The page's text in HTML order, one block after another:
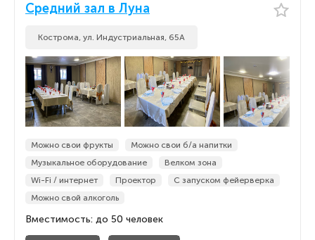
Средний зал в Луна
Кострома, ул. Индустриальная, 65А
Можно свои фрукты
Можно свои б/а напитки
Музыкальное оборудование
Велком зона
Wi-Fi / интернет
Проектор
С запуском фейерверка
Можно свой алкоголь
Вместимость: до 50 человек